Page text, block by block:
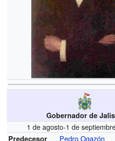
Gobernador de
1 de agosto-1 de
Predecesor Pedro Ogazón